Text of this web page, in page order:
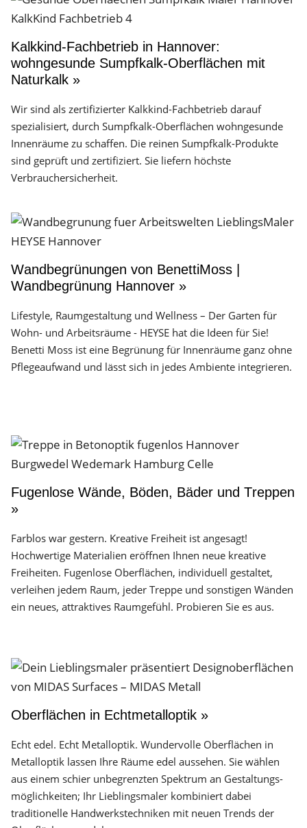
Kalkkind-Fachbetrieb in Hannover:
wohngesunde Sumpfkalk-Oberflächen mit
Naturkalk »
Wir sind als zertifizierter Kalkkind-Fachbetrieb darauf
spezialisiert, durch Sumpfkalk-Oberflächen wohngesunde
Innenräume zu schaffen. Die reinen Sumpfkalk-Produkte
sind geprüft und zertifiziert. Sie liefern höchste
Verbrauchersicherheit.
Wandbegrünungen von BenettiMoss |
Wandbegrünung Hannover »
Lifestyle, Raumgestaltung und Wellness – Der Garten für
Wohn- und Arbeitsräume - HEYSE hat die Ideen für Sie!
Benetti Moss ist eine Begrünung für Innenräume ganz ohne
Pflegeaufwand und lässt sich in jedes Ambiente integrieren.
Fugenlose Wände, Böden, Bäder und Treppen
»
Farblos war gestern. Kreative Freiheit ist angesagt!
Hochwertige Materialien eröffnen Ihnen neue kreative
Freiheiten. Fugenlose Oberflächen, individuell gestaltet,
verleihen jedem Raum, jeder Treppe und sonstigen Wänden
ein neues, attraktives Raumgefühl. Probieren Sie es aus.
Oberflächen in Echtmetalloptik »
Echt edel. Echt Metalloptik. Wundervolle Oberflächen in
Metalloptik lassen Ihre Räume edel aussehen. Sie wählen
aus einem schier unbegrenzten Spektrum an Gestaltungs­
möglichkeiten; Ihr Lieblingsmaler kombiniert dabei
traditionelle Handwerks­techniken mit neuen Trends der